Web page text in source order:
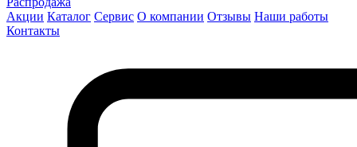
Акции Каталог Сервис О компании Отзывы Наши работы
Контакты